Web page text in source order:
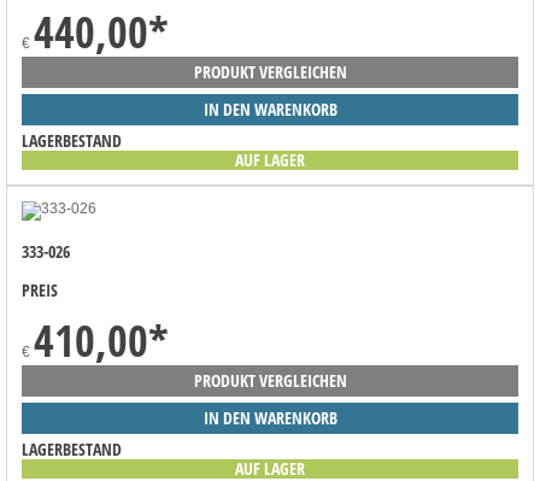
€ 440,00*
PRODUKT VERGLEICHEN
IN DEN WARENKORB
LAGERBESTAND
AUF LAGER
333-026
PREIS
€ 410,00*
PRODUKT VERGLEICHEN
IN DEN WARENKORB
LAGERBESTAND
AUF LAGER